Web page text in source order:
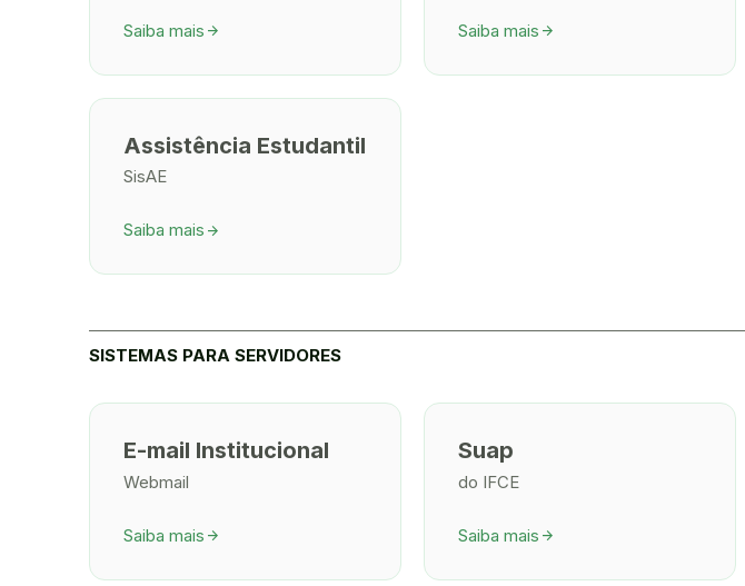
Saiba mais arrow_forward Saiba mais arrow_forward
Assistência Estudantil
SisAE
Saiba mais arrow_forward
SISTEMAS PARA SERVIDORES
E-mail Institucional
Webmail
Saiba mais arrow_forward
Suap
do IFCE
Saiba mais arrow_forward